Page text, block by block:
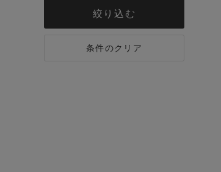
絞り込む
条件のクリア